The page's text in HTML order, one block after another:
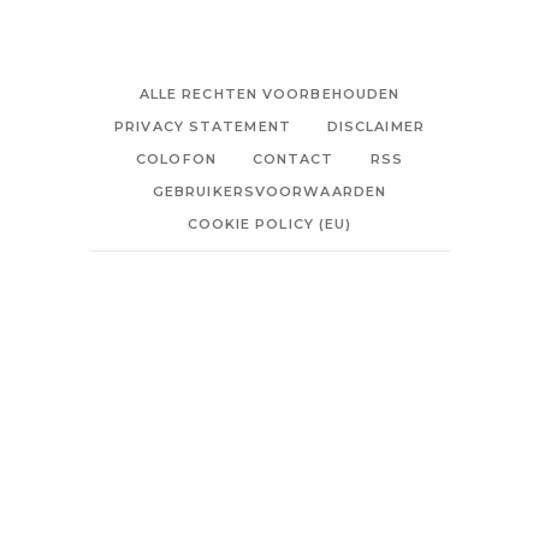
ALLE RECHTEN VOORBEHOUDEN
PRIVACY STATEMENT
DISCLAIMER
COLOFON
CONTACT
RSS
GEBRUIKERSVOORWAARDEN
COOKIE POLICY (EU)